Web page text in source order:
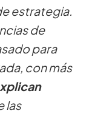
estrategia.
de
para
con más
las